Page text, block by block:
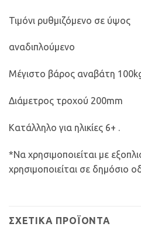
Τιμόνι ρυθμιζόμενο σε ύψος
αναδιπλούμενο
Μέγιστο βάρος αναβάτη
Διάμετρος τροχού 200mm
Κατάλληλο για ηλικίες 6+ .
*Να χρησιμοποιείται με
χρησιμοποιείται σε δημόσιο
ΣΧΕΤΙΚΆ ΠΡΟΪΌΝΤΑ